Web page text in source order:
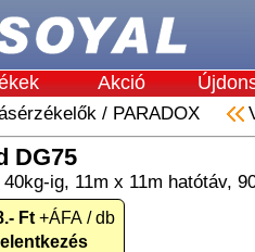
Akció
/ PARADOX
DG75
ig, 11m x 11m hatótáv,
Ft +ÁFA / db